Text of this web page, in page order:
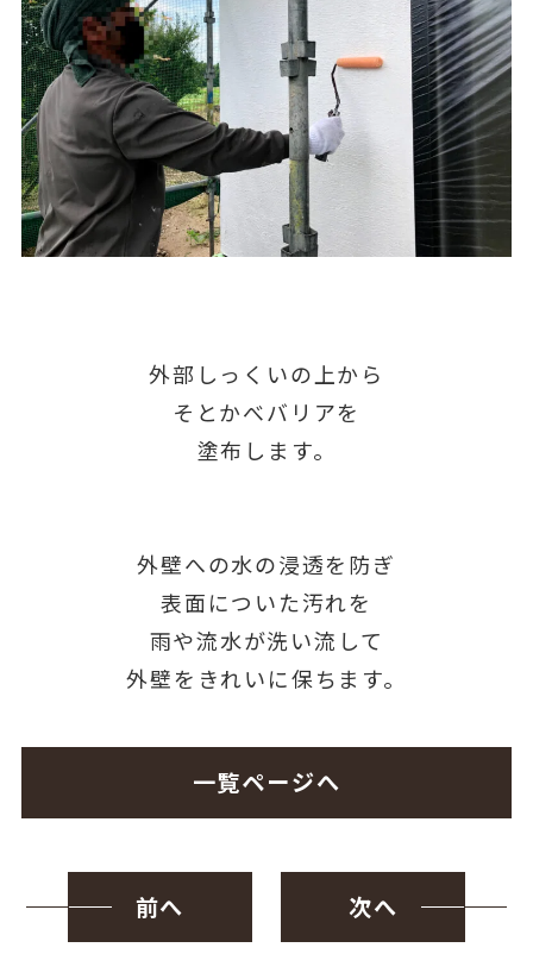
外部しっくいの上から
そとかべバリアを
塗布します。
外壁への水の浸透を防ぎ
表面についた汚れを
雨や流水が洗い流して
外壁をきれいに保ちます。
前へ
一覧ページへ
次へ